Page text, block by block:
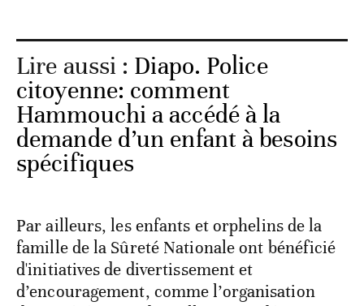
Lire aussi : Diapo. Police
citoyenne: comment
Hammouchi a accédé à la
demande d’un enfant à besoins
spécifiques
Par ailleurs, les enfants et orphelins de la
famille de la Sûreté Nationale ont bénéficié
d'initiatives de divertissement et
d’encouragement, comme l’organisation